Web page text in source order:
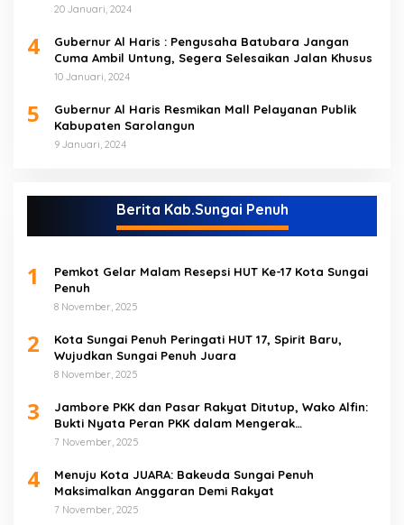
20 Januari, 2024
4
Gubernur Al Haris : Pengusaha Batubara Jangan
Cuma Ambil Untung, Segera Selesaikan Jalan Khusus
10 Januari, 2024
5
Gubernur Al Haris Resmikan Mall Pelayanan Publik
Kabupaten Sarolangun
9 Januari, 2024
Berita Kab.Sungai Penuh
1
Pemkot Gelar Malam Resepsi HUT Ke-17 Kota Sungai
Penuh
8 November, 2025
2
Kota Sungai Penuh Peringati HUT 17, Spirit Baru,
Wujudkan Sungai Penuh Juara
8 November, 2025
3
Jambore PKK dan Pasar Rakyat Ditutup, Wako Alfin:
Bukti Nyata Peran PKK dalam Mengerak
Perekonomian Masyarakat
7 November, 2025
4
Menuju Kota JUARA: Bakeuda Sungai Penuh
Maksimalkan Anggaran Demi Rakyat
7 November, 2025